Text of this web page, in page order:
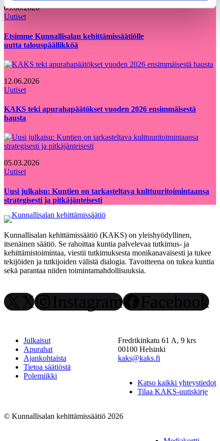
05.08.2026
Uutiset
Etsimme Kunnallisalan kehittämissäätiölle
uutta talouspäällikköä
12.06.2026
Uutiset
KAKS teki apurahapäätökset vuoden 2026 ensimmäisestä
hausta
05.03.2026
Uutiset
Uusi julkaisu: Kuntien on tarkasteltava kulttuuritoimintaansa
strategisesti ja pitkäjänteisesti
Kunnallisalan kehittämissäätiö (KAKS) on yleishyödyllinen,
itsenäinen säätiö. Se rahoittaa kuntia palvelevaa tutkimus- ja
kehittämistoimintaa, viestii tutkimuksesta monikanavaisesti ja tukee
tekijöiden ja tutkijoiden välistä dialogia. Tavoitteena on tukea kuntia
sekä parantaa niiden toimintamahdollisuuksia.
X Instagram Facebook
Julkaisut
Apurahat
Ajankohtaista
Tietoa säätiöstä
Polemiikki
Fredrikinkatu 61 A, 9 krs
00100 Helsinki
kaks@kaks.fi
Katso kaikki yhteystiedot
Tilaa KAKS-uutiskirje
© Kunnallisalan kehittämissäätiö 2026